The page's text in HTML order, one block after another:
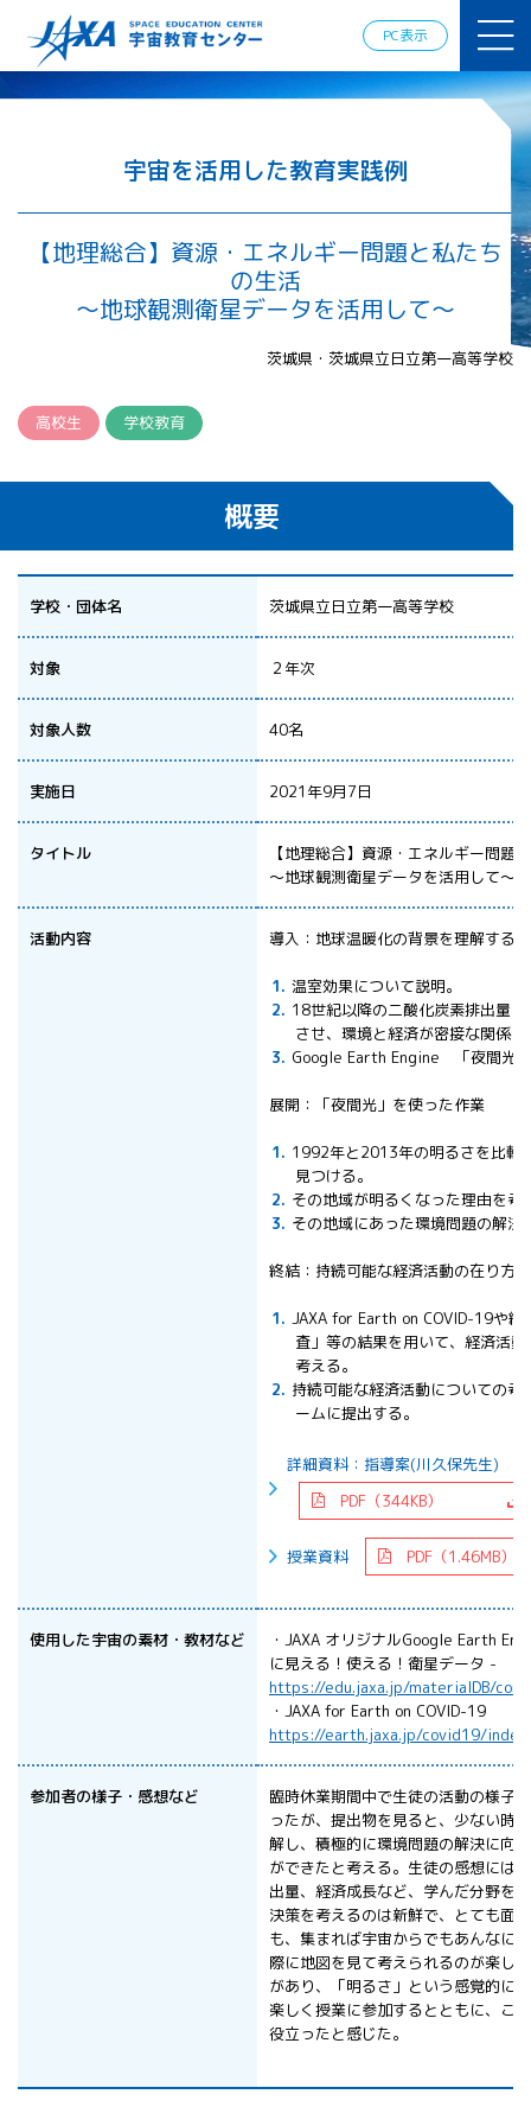
PC表示
ミー
ロスペース
情報の発
信
宇宙を活用
した教育実
践例
体験的学
習機会の
提供（国
際）
宙教育 for
All 分科会
APRSAF宇宙
教育 for All
APRSAFポス
ターコンテ
スト
APRSAF教員
セミナー
議）
ISEB学生派
遣プログラ
ム
宇宙を活用した教育実践例
【地理総合】資源・エネルギー問題と私たち
の生活
～地球観測衛星データを活用して～
茨城県・茨城県立日立第一高等学校
高校生 学校教育
概要
学校・団体名 茨城県立日立第一高等学校
対象 ２年次
対象人数 40名
実施日 2021年9月7日
タイトル
【地理総合】資源・エネルギー問題
～地球観測衛星データを活用して～
活動内容 導入：地球温暖化の背景を理解する
温室効果について説明。
18世紀以降の二酸化炭素排出量と
させ、環境と経済が密接な関係
Google Earth Engine 「夜間光
展開：「夜間光」を使った作業
1992年と2013年の明るさを比較
見つける。
その地域が明るくなった理由を考
その地域にあった環境問題の解決
終結：持続可能な経済活動の在り方
JAXA for Earth on COVID-19や総
査」等の結果を用いて、経済活
考える。
持続可能な経済活動についての
ームに提出する。
詳細資料：指導案(川久保先生)
PDF（344KB）
授業資料 PDF（1.46MB）
使用した宇宙の素材・教材など
・JAXA オリジナルGoogle Earth
に見える！使える！衛星データ -
https://edu.jaxa.jp/materialDB/
・JAXA for Earth on COVID-19
https://earth.jaxa.jp/covid19/
参加者の様子・感想など
臨時休業期間中で生徒の活動の様子
ったが、提出物を見ると、少ない時
解し、積極的に環境問題の解決に向
ができたと考える。生徒の感想には
出量、経済成長など、学んだ分野を
決策を考えるのは新鮮で、とても面
も、集まれば宇宙からでもあんなに
際に地図を見て考えられるのが楽し
があり、「明るさ」という感覚的に
楽しく授業に参加するとともに、こ
役立ったと感じた。